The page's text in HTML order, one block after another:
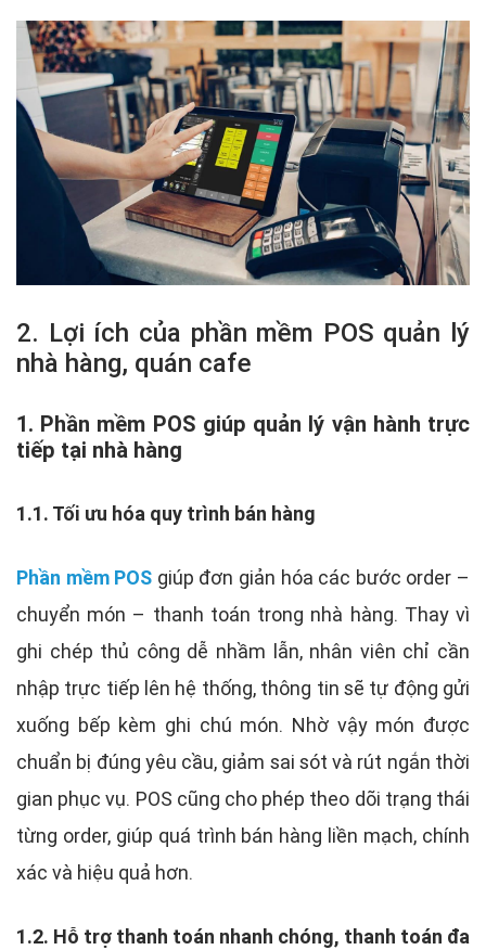
2. Lợi ích của phần mềm POS quản lý
nhà hàng, quán cafe
1. Phần mềm POS giúp quản lý vận hành trực
tiếp tại nhà hàng
1.1. Tối ưu hóa quy trình bán hàng
Phần mềm POS giúp đơn giản hóa các bước order –
chuyển món – thanh toán trong nhà hàng. Thay vì
ghi chép thủ công dễ nhầm lẫn, nhân viên chỉ cần
nhập trực tiếp lên hệ thống, thông tin sẽ tự động gửi
xuống bếp kèm ghi chú món. Nhờ vậy món được
chuẩn bị đúng yêu cầu, giảm sai sót và rút ngắn thời
gian phục vụ. POS cũng cho phép theo dõi trạng thái
từng order, giúp quá trình bán hàng liền mạch, chính
xác và hiệu quả hơn.
1.2. Hỗ trợ thanh toán nhanh chóng, thanh toán đa